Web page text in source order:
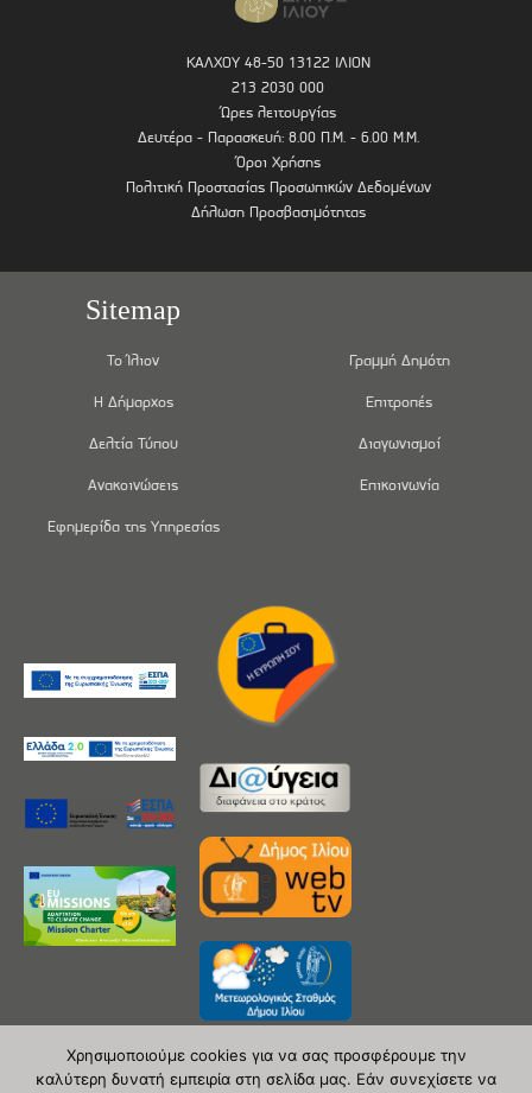
ΚΑΛΧΟΥ 48-50 13122 ΙΛΙΟΝ
213 2030 000
Ώρες λειτουργίας
Δευτέρα - Παρασκευή: 8.00 Π.Μ. - 6.00 Μ.Μ.
Όροι Χρήσης
Πολιτική Προστασίας Προσωπικών Δεδομένων
Δήλωση Προσβασιμότητας
Sitemap
Το Ίλιον
Η Δήμαρχος
Δελτία Τύπου
Ανακοινώσεις
Εφημερίδα της Υπηρεσίας
Γραμμή Δημότη
Επιτροπές
Διαγωνισμοί
Επικοινωνία
Χρησιμοποιούμε cookies για να σας προσφέρουμε την
καλύτερη δυνατή εμπειρία στη σελίδα μας. Εάν συνεχίσετε να